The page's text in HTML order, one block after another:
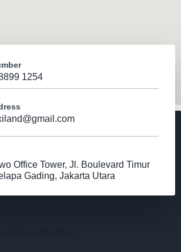
1254
Office Tower, Jl. Boulevard Timur
Gading, Jakarta Utara